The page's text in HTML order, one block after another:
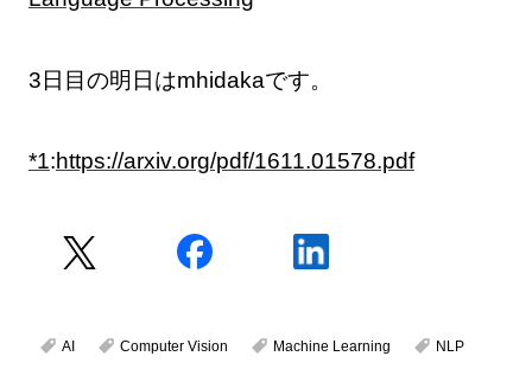
3日目の明日はmhidakaです。
*1:https://arxiv.org/pdf/1611.01578.pdf
AI Computer Vision Machine Learning NLP